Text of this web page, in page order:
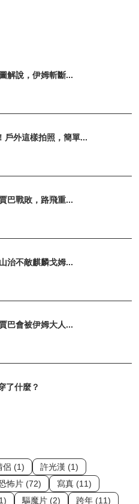
解說，伊姆斬斷...
戶外這樣拍照，簡單...
巴戰敗，路飛重...
治不敵麒麟戈姆...
巴會被伊姆大人...
了什麼？
侶 (1)
許光漢 (1)
怖片 (72)
寫真 (11)
驅魔片 (2)
跨年 (11)